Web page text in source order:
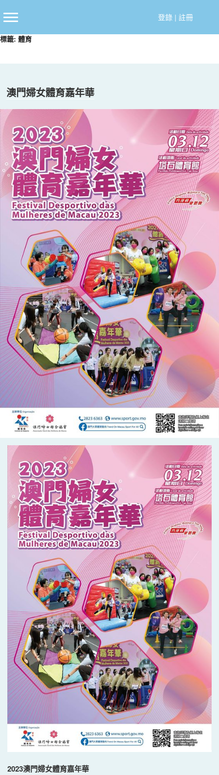
至
要
登錄| 註冊
標籤: 體育
澳門婦女體育嘉年華
2023澳門婦女體育嘉年華